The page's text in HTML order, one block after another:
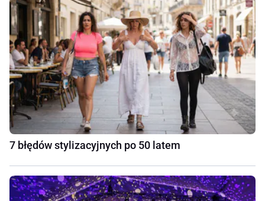
7 błędów stylizacyjnych po 50 latem